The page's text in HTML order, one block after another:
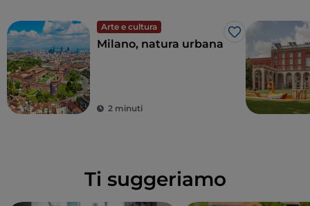
Arte e cultura
Like
Milano, natura urbana
2 minuti
Ti suggeriamo